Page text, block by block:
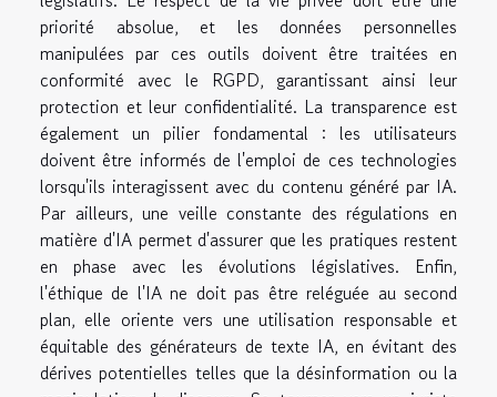
priorité absolue, et les données personnelles
manipulées par ces outils doivent être traitées en
conformité avec le RGPD, garantissant ainsi leur
protection et leur confidentialité. La transparence est
également un pilier fondamental : les utilisateurs
doivent être informés de l'emploi de ces technologies
lorsqu'ils interagissent avec du contenu généré par IA.
Par ailleurs, une veille constante des régulations en
matière d'IA permet d'assurer que les pratiques restent
en phase avec les évolutions législatives. Enfin,
l'éthique de l'IA ne doit pas être reléguée au second
plan, elle oriente vers une utilisation responsable et
équitable des générateurs de texte IA, en évitant des
dérives potentielles telles que la désinformation ou la